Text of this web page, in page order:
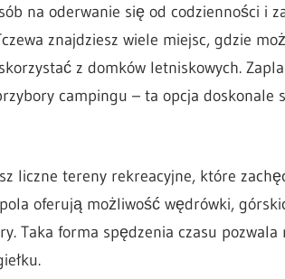
na oderwanie się od codzienności i
znajdziesz wiele miejsc, gdzie
z domków letniskowych.
campingu – ta opcja doskonale
liczne tereny rekreacyjne, które
oferują możliwość wędrówki,
Taka forma spędzenia czasu pozwala